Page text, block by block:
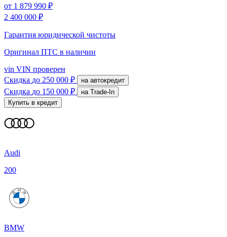
от 1 879 990 ₽
2 400 000 ₽
Гарантия юридической чистоты
Оригинал ПТС в наличии
vin VIN проверен
Скидка до 250 000 ₽ на автокредит
Скидка до 150 000 ₽
на Trade-In
Купить в кредит
Audi
200
BMW